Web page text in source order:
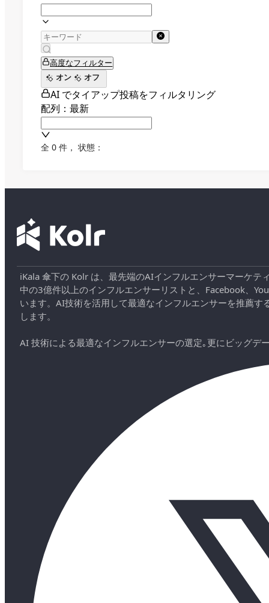
高度なフィルター
オン
オフ
AI でタイアップ投稿をフィルタリング
配列：最新
全 0 件 ， 状態：
iKala 傘下の Kolr は、最先端のAIインフルエンサーマーケ
中の3億件以上のインフルエンサーリストと、Facebook、
います。AI技術を活用して最適なインフルエンサーを推薦
します。
AI 技術による最適なインフルエンサーの選定｡更にビッグデ